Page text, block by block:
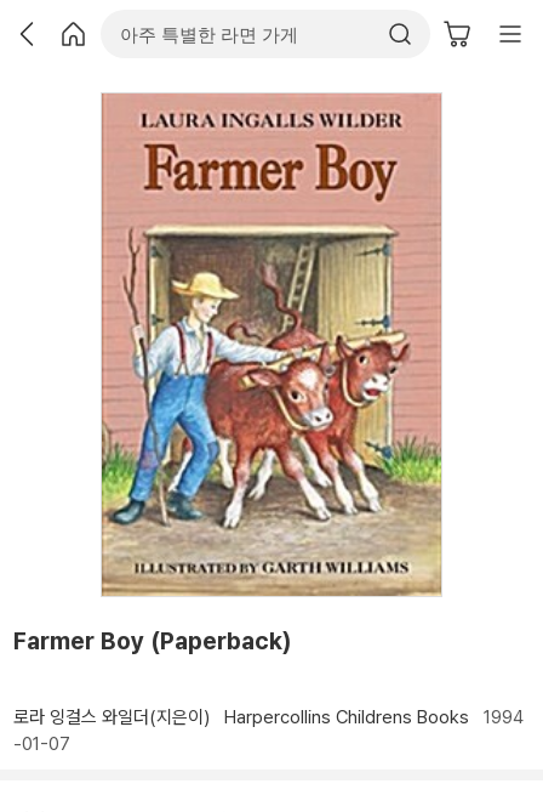
Farmer Boy (Paperback)
로라 잉걸스 와일더(지은이) Harpercollins Childrens Books 1994
-01-07